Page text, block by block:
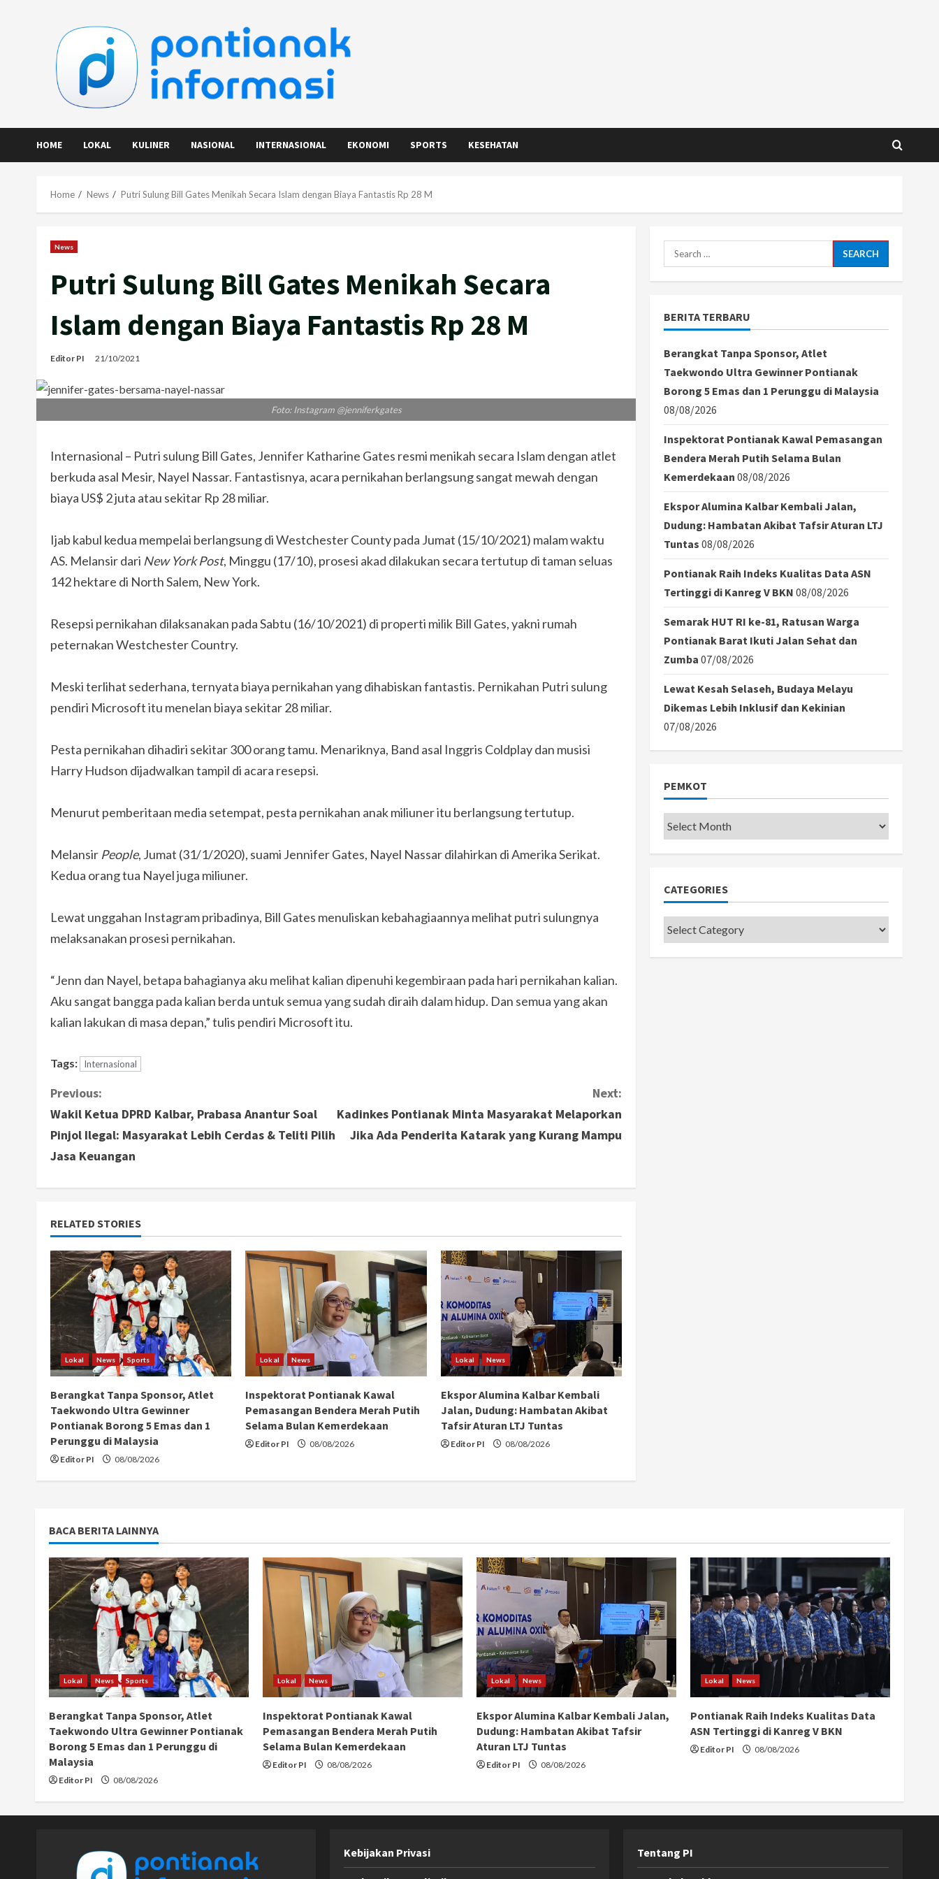
HOME LOKAL KULINER NASIONAL INTERNASIONAL EKONOMI SPORTS KESEHATAN
Home News Putri Sulung Bill Gates Menikah Secara Islam dengan Biaya Fantastis Rp 28 M
News
Putri Sulung Bill Gates Menikah Secara
Islam dengan Biaya Fantastis Rp 28 M
Editor PI 21/10/2021
Foto: Instagram @jenniferkgates
Internasional – Putri sulung Bill Gates, Jennifer Katharine Gates resmi menikah secara Islam dengan atlet
berkuda asal Mesir, Nayel Nassar. Fantastisnya, acara pernikahan berlangsung sangat mewah dengan
biaya US$ 2 juta atau sekitar Rp 28 miliar.
Ijab kabul kedua mempelai berlangsung di Westchester County pada Jumat (15/10/2021) malam waktu
AS. Melansir dari New York Post, Minggu (17/10), prosesi akad dilakukan secara tertutup di taman seluas
142 hektare di North Salem, New York.
Resepsi pernikahan dilaksanakan pada Sabtu (16/10/2021) di properti milik Bill Gates, yakni rumah
peternakan Westchester Country.
Meski terlihat sederhana, ternyata biaya pernikahan yang dihabiskan fantastis. Pernikahan Putri sulung
pendiri Microsoft itu menelan biaya sekitar 28 miliar.
Pesta pernikahan dihadiri sekitar 300 orang tamu. Menariknya, Band asal Inggris Coldplay dan musisi
Harry Hudson dijadwalkan tampil di acara resepsi.
Menurut pemberitaan media setempat, pesta pernikahan anak miliuner itu berlangsung tertutup.
Melansir People, Jumat (31/1/2020), suami Jennifer Gates, Nayel Nassar dilahirkan di Amerika Serikat.
Kedua orang tua Nayel juga miliuner.
Lewat unggahan Instagram pribadinya, Bill Gates menuliskan kebahagiaannya melihat putri sulungnya
melaksanakan prosesi pernikahan.
“Jenn dan Nayel, betapa bahagianya aku melihat kalian dipenuhi kegembiraan pada hari pernikahan kalian.
Aku sangat bangga pada kalian berda untuk semua yang sudah diraih dalam hidup. Dan semua yang akan
kalian lakukan di masa depan,” tulis pendiri Microsoft itu.
Tags: Internasional
C
o
n
t
i
n
u
e
R
e
a
d
i
n
Previous:
Wakil Ketua DPRD Kalbar, Prabasa Anantur Soal
Pinjol Ilegal: Masyarakat Lebih Cerdas & Teliti Pilih
Jasa Keuangan
Next:
Kadinkes Pontianak Minta Masyarakat Melaporkan
Jika Ada Penderita Katarak yang Kurang Mampu
RELATED STORIES
Lokal News Sports
Berangkat Tanpa Sponsor, Atlet
Taekwondo Ultra Gewinner
Pontianak Borong 5 Emas dan 1
Perunggu di Malaysia
Editor PI 08/08/2026
Lokal News
Inspektorat Pontianak Kawal
Pemasangan Bendera Merah Putih
Selama Bulan Kemerdekaan
Editor PI 08/08/2026
Lokal News
Ekspor Alumina Kalbar Kembali
Jalan, Dudung: Hambatan Akibat
Tafsir Aturan LTJ Tuntas
Editor PI 08/08/2026
Search
for:
BERITA TERBARU
Berangkat Tanpa Sponsor, Atlet
Taekwondo Ultra Gewinner Pontianak
Borong 5 Emas dan 1 Perunggu di Malaysia
08/08/2026
Inspektorat Pontianak Kawal Pemasangan
Bendera Merah Putih Selama Bulan
Kemerdekaan 08/08/2026
Ekspor Alumina Kalbar Kembali Jalan,
Dudung: Hambatan Akibat Tafsir Aturan LTJ
Tuntas 08/08/2026
Pontianak Raih Indeks Kualitas Data ASN
Tertinggi di Kanreg V BKN 08/08/2026
Semarak HUT RI ke-81, Ratusan Warga
Pontianak Barat Ikuti Jalan Sehat dan
Zumba 07/08/2026
Lewat Kesah Selaseh, Budaya Melayu
Dikemas Lebih Inklusif dan Kekinian
07/08/2026
PEMKOT
Pemkot
CATEGORIES
Categories
BACA BERITA LAINNYA
Lokal News Sports
Berangkat Tanpa Sponsor, Atlet
Taekwondo Ultra Gewinner Pontianak
Borong 5 Emas dan 1 Perunggu di
Malaysia
Editor PI 08/08/2026
Lokal News
Inspektorat Pontianak Kawal
Pemasangan Bendera Merah Putih
Selama Bulan Kemerdekaan
Editor PI 08/08/2026
Lokal News
Ekspor Alumina Kalbar Kembali Jalan,
Dudung: Hambatan Akibat Tafsir
Aturan LTJ Tuntas
Editor PI 08/08/2026
Lokal News
Pontianak Raih Indeks Kualitas Data
ASN Tertinggi di Kanreg V BKN
Editor PI 08/08/2026
Kebijakan Privasi Tentang PI